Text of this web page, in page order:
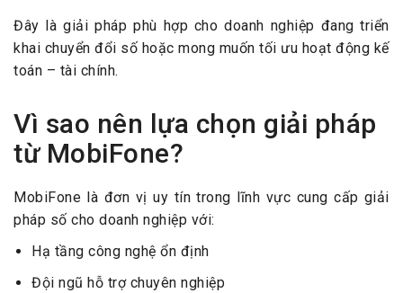
Đây là giải pháp phù hợp cho doanh nghiệp đang triển
khai chuyển đổi số hoặc mong muốn tối ưu hoạt động kế
toán – tài chính.
Vì sao nên lựa chọn giải pháp
từ MobiFone?
MobiFone là đơn vị uy tín trong lĩnh vực cung cấp giải
pháp số cho doanh nghiệp với:
Hạ tầng công nghệ ổn định
Đội ngũ hỗ trợ chuyên nghiệp